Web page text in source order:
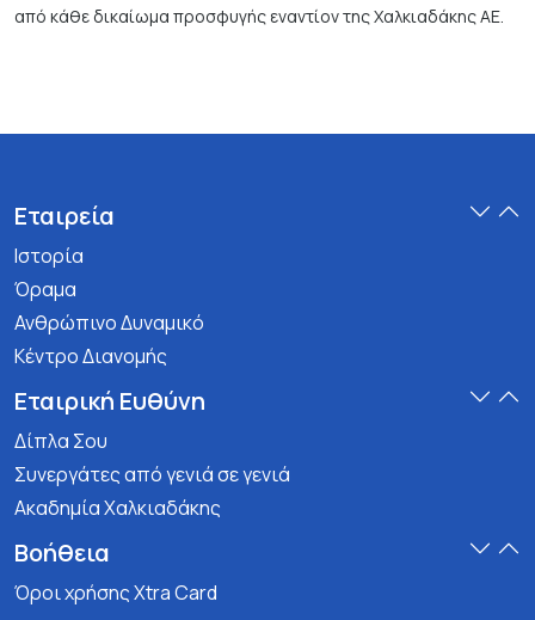
από κάθε δικαίωμα προσφυγής εναντίον της Χαλκιαδάκης ΑΕ.
Εταιρεία
Ιστορία
Όραμα
Ανθρώπινο Δυναμικό
Κέντρο Διανομής
Εταιρική Ευθύνη
Δίπλα Σου
Συνεργάτες από γενιά σε γενιά
Ακαδημία Χαλκιαδάκης
Βοήθεια
Όροι χρήσης Xtra Card